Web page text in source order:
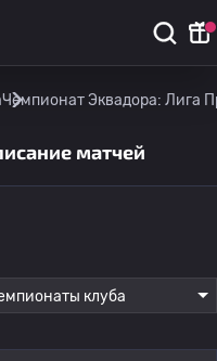
Чемпионат Эквадора: Лига
матчей
клуба